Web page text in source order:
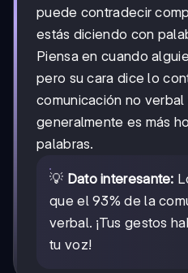
puede contradecir
estás diciendo con
Piensa en cuando
pero su cara dice lo
comunicación no
generalmente es más
palabras.
💡 Dato interesante:
que el 93% de la
verbal. ¡Tus gestos
tu voz!